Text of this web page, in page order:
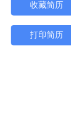
收藏简历
打印简历